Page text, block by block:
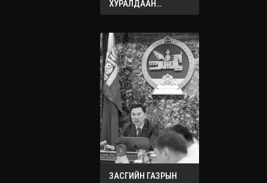
ХУРАЛДААН
ЭХЭЛЛЭЭ
ЗАСГИЙН ГАЗРЫН